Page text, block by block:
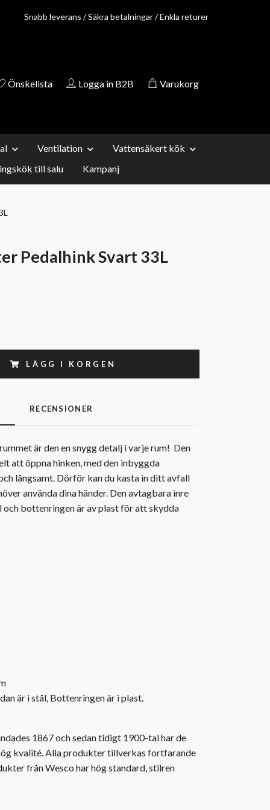
Snabb leverans / Säkra betalningar / Enkla returer
Önskelista Logga in B2B Varukorg
Ventilation
Vattensäkert kök
till salu Kampanj
Pedalhink Svart 33L
LÄGG I KORGEN
RECENSIONER
är den en snygg detalj i varje rum! Den
att öppna hinken, med den inbyggda
långsamt. Dörför kan du kasta in ditt avfall
använda dina händer. Den avtagbara inre
och bottenringen är av plast för att skydda
är i stål, Bottenringen är i plast.
1867 och sedan tidigt 1900-tal har de
kvalité. Alla produkter tillverkas fortfarande
från Wesco har hög standard, stilren